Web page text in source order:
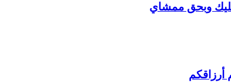
وبحق ممشاي
أرزاقكم